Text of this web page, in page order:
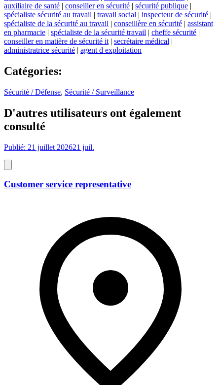
auxiliaire de santé | conseiller en sécurité | sécurité publique |
spécialiste sécurité au travail | travail social | inspecteur de sécurité |
spécialiste de la sécurité au travail | conseillère en sécurité | assistant
en pharmacie | spécialiste de la sécurité travail | cheffe sécurité |
conseiller en matière de sécurité it | secrétaire médical |
administratrice sécurité | agent d exploitation
Catégories:
Sécurité / Défense, Sécurité / Surveillance
D'autres utilisateurs ont également
consulté
Publié: 21 juillet 202621 juil.
Customer service representative